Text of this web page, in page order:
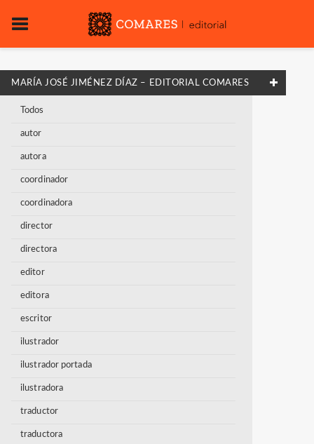
MARÍA JOSÉ JIMÉNEZ DÍAZ – EDITORIAL COMARES
Todos
autor
autora
coordinador
coordinadora
director
directora
editor
editora
escritor
ilustrador
ilustrador portada
ilustradora
traductor
traductora